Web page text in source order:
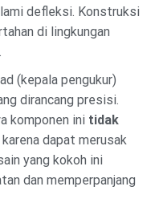
defleksi. Konstruksi
di lingkungan
(kepala pengukur)
dirancang presisi.
komponen ini tidak
karena dapat merusak
yang kokoh ini
dan memperpanjang